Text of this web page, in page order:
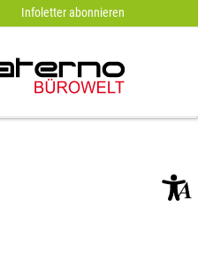
Infoletter abonnieren